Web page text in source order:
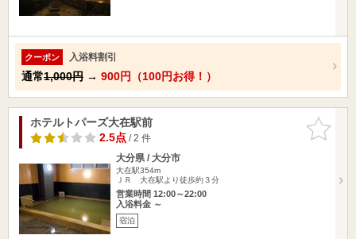
クーポン 入浴料割引
通常1,000円 → 900円（100円お得！）
お気に入
りに追加
ホテルトパーズ大在駅前
2.5点/ 2 件
大分県 / 大分市
大在駅354m
ＪＲ 大在駅より徒歩約３分
営業時間 12:00～22:00
入浴料金 ～
宿泊